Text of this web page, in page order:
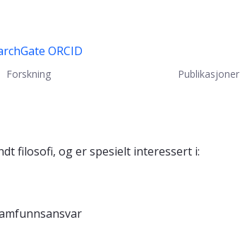
ORCID
Forskning Publikasjoner
filosofi, og er spesielt interessert i: